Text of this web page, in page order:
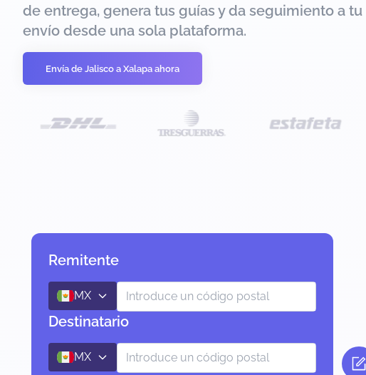
de entrega, genera tus guías y da seguimiento a tu
envío desde una sola plataforma.
Envía de Jalisco a Xalapa ahora
Remitente
MX
Destinatario
MX